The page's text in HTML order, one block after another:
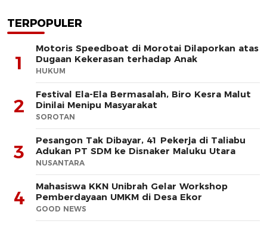
TERPOPULER
1
Motoris Speedboat di Morotai Dilaporkan atas
Dugaan Kekerasan terhadap Anak
HUKUM
2
Festival Ela-Ela Bermasalah, Biro Kesra Malut
Dinilai Menipu Masyarakat
SOROTAN
3
Pesangon Tak Dibayar, 41 Pekerja di Taliabu
Adukan PT SDM ke Disnaker Maluku Utara
NUSANTARA
4
Mahasiswa KKN Unibrah Gelar Workshop
Pemberdayaan UMKM di Desa Ekor
GOOD NEWS